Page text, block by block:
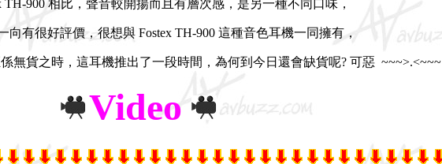
TH-900 相比，聲音較開揚而且有層次感，是另一種不同口味，
向有很好評價，很想與 Fostex TH-900 這種音色耳機一同擁有，
無貨之時，這耳機推出了一段時間，為何到今日還會缺貨呢? 可惡 ~~~>.<~~~
Video